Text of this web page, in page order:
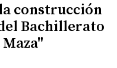
construcción
Bachillerato